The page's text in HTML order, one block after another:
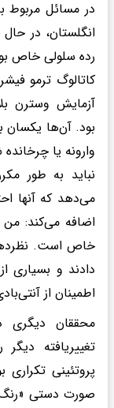
در مسائل مربوط
انگلستان، در
رده سلولی خاص
کاتالوگ ترمو
آزمایش وسترن
بود. آن‌ها یکسان
وارونه یا
نباید به طور
می‌دهد که آنها
اضافه می‌کند: من
خاص است.
دادند و بسیاری
اطمینان از
تغییریافته
صورت دستی